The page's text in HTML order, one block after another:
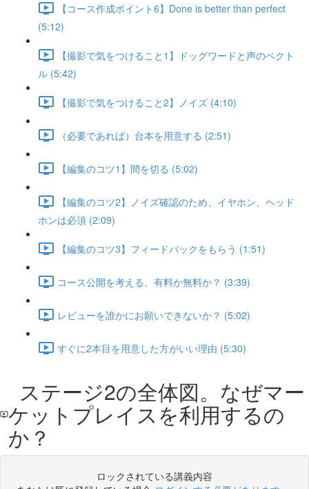
【コース作成ポイント6】Done is better than perfect
(5:12)
【撮影で気をつけること1】ドッグワードと声のベクト
ル (5:42)
【撮影で気をつけること2】ノイズ (4:10)
（必要であれば）台本を用意する (2:51)
【編集のコツ1】間を切る (5:02)
【編集のコツ2】ノイズ確認のため、イヤホン、ヘッド
ホンは必須 (2:09)
【編集のコツ3】フィードバックをもらう (1:51)
コース公開を考える。有料か無料か？ (3:39)
レビューを誰かにお願いできないか？ (5:02)
すぐに2本目を用意した方がいい理由 (5:30)
ステージ2の全体図。なぜマー
ケットプレイスを利用するの
か？
ロックされている講義内容